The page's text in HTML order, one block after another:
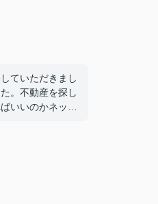
ていただきまし
。不動産を探し
いいのかネット